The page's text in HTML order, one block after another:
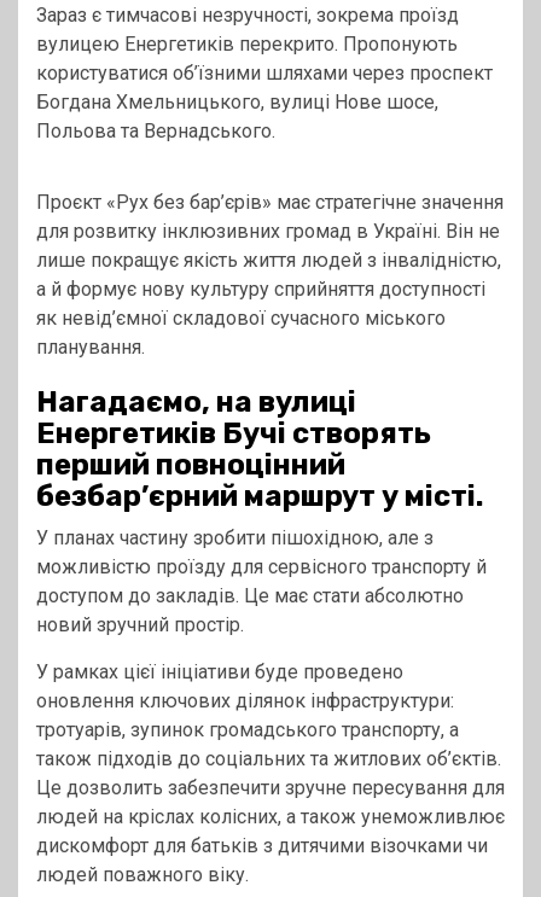
Зараз є тимчасові незручності, зокрема проїзд
вулицею Енергетиків перекрито. Пропонують
користуватися об’їзними шляхами через проспект
Богдана Хмельницького, вулиці Нове шосе,
Польова та Вернадського.
Проєкт «Рух без бар’єрів» має стратегічне значення
для розвитку інклюзивних громад в Україні. Він не
лише покращує якість життя людей з інвалідністю,
а й формує нову культуру сприйняття доступності
як невід’ємної складової сучасного міського
планування.
Нагадаємо, на вулиці
Енергетиків Бучі створять
перший повноцінний
безбар’єрний маршрут у місті.
У планах частину зробити пішохідною, але з
можливістю проїзду для сервісного транспорту й
доступом до закладів. Це має стати абсолютно
новий зручний простір.
У рамках цієї ініціативи буде проведено
оновлення ключових ділянок інфраструктури:
тротуарів, зупинок громадського транспорту, а
також підходів до соціальних та житлових об’єктів.
Це дозволить забезпечити зручне пересування для
людей на кріслах колісних, а також унеможливлює
дискомфорт для батьків з дитячими візочками чи
людей поважного віку.